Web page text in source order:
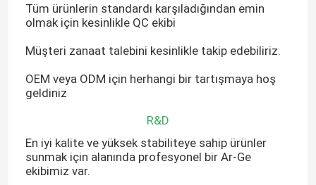
Tüm ürünlerin standardı karşıladığından emin
olmak için kesinlikle QC ekibi
Müşteri zanaat talebini kesinlikle takip edebiliriz.
OEM veya ODM için herhangi bir tartışmaya hoş
geldiniz
R&D
En iyi kalite ve yüksek stabiliteye sahip ürünler
sunmak için alanında profesyonel bir Ar-Ge
ekibimiz var.